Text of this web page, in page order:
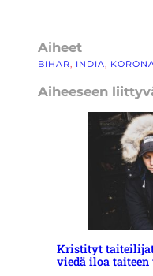
Aiheet
BIHAR, INDIA,
Aiheeseen
Kristityt
viedä iloa taiteen